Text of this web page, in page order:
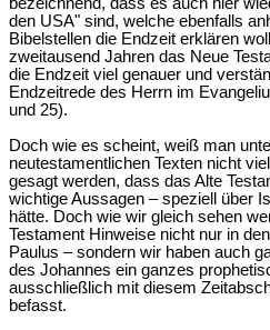
den USA" sind, welche ebenfalls
Bibelstellen die Endzeit erklären
zweitausend Jahren das Neue
die Endzeit viel genauer und
Endzeitrede des Herrn im
und 25).
Doch wie es scheint, weiß man
neutestamentlichen Texten nicht
gesagt werden, dass das Alte
wichtige Aussagen – speziell über
hätte. Doch wie wir gleich sehen
Testament Hinweise nicht nur in
Paulus – sondern wir haben auch
des Johannes ein ganzes
ausschließlich mit diesem
befasst.